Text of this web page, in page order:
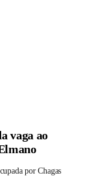
vaga ao
por Chagas